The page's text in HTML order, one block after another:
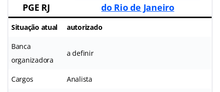
PGE RJ
do Rio de Janeiro
Situação atual autorizado
Banca
organizadora
a definir
Cargos Analista